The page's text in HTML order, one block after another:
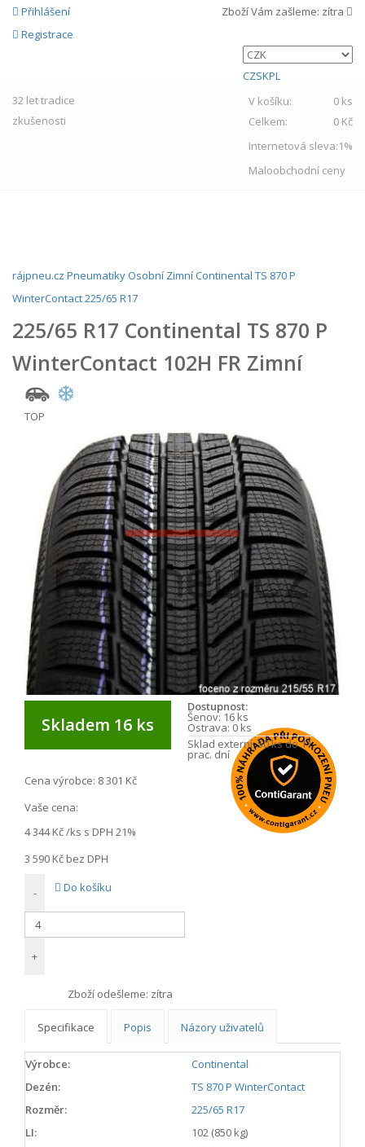
Přihlášení
Registrace
Zboží Vám zašleme: zítra
CZSKPL
32 lettradice
zkušenosti
V košíku:
0 ks
Celkem:
0 Kč
Internetová sleva:1%
Maloobchodní ceny
rájpneu.cz PneumatikyOsobní ZimníContinental TS 870 P
WinterContact225/65 R17
225/65 R17 Continental TS 870 P
WinterContact 102H FR Zimní
TOP
Skladem 16 ks
Dostupnost:
Šenov: 16 ks
Ostrava: 0 ks
Sklad externí:50 ks do 11
prac. dní
Cena výrobce: 8 301 Kč
Vaše cena:
4 344 Kč/ks s DPH 21%
3 590 Kč bez DPH
-
+
Do košíku
Zboží odešleme: zítra
Specifikace Popis Názory uživatelů
Výrobce:
Continental
Dezén:
TS 870 P WinterContact
Rozměr:
225/65 R17
LI:
102 (850 kg)